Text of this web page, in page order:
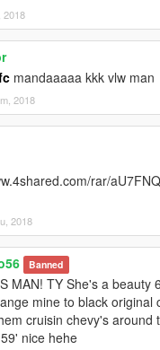
2018
mandaaaaa kkk vlw man
2018
rar/
2018
Banned
MAN! TY She's a beauty
mine to black original
cruisin chevy's around
nice hehe